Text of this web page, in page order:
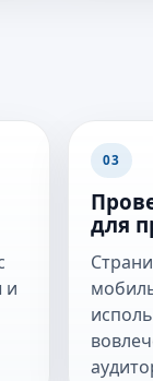
и
03
для